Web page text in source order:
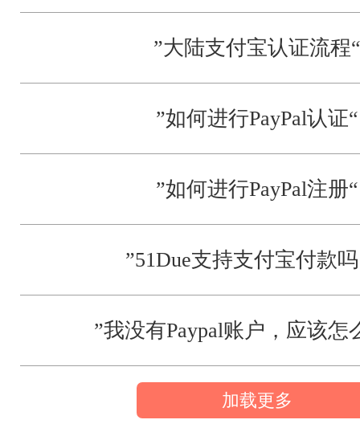
”大陆支付宝认证流程“
”如何进行PayPal认证“
”如何进行PayPal注册“
”51Due支持支付宝付款
”我没有Paypal账户，应该怎
加载更多